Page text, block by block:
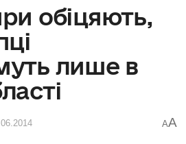
обіцяють,
лише в
AA